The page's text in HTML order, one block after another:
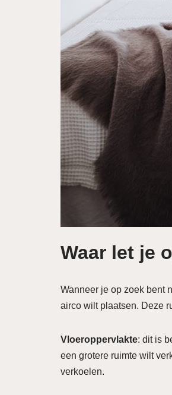
Waar let je
Wanneer je op zoek bent
airco wilt plaatsen. Deze
Vloeroppervlakte: dit is
een grotere ruimte wilt
verkoelen.